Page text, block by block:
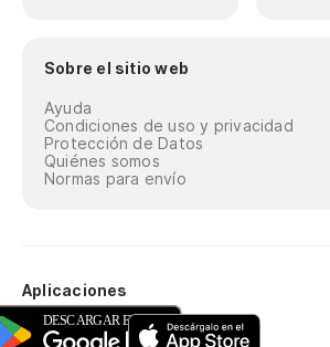
Sobre el sitio web
Ayuda
Condiciones de uso y privacidad
Protección de Datos
Quiénes somos
Normas para envío
Aplicaciones